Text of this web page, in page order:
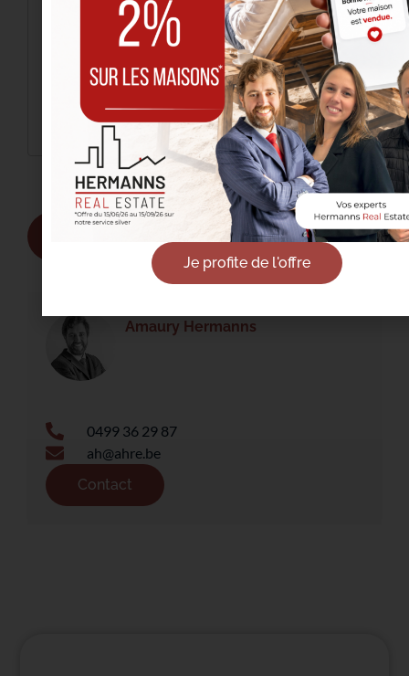
Ik heb het privacybeleid gelezen en ga ermee
akkoord.
Amaury Hermanns
0499 36 29 87
ah@ahre.be
Contact
Je profite de l'offre